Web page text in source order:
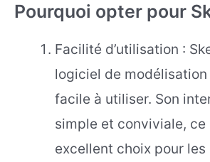
Pourquoi opter pour
Facilité d’utilisation :
logiciel de
facile à utiliser. Son
simple et conviviale, ce
excellent choix pour